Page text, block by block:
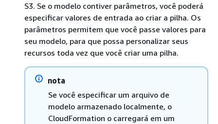
S3. Se o modelo contiver parâmetros, você poderá
especificar valores de entrada ao criar a pilha. Os
parâmetros permitem que você passe valores para
seu modelo, para que possa personalizar seus
recursos toda vez que você criar uma pilha.
nota
Se você especificar um arquivo de
modelo armazenado localmente, o
CloudFormation o carregará em um